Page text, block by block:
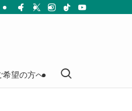
希望の方へ